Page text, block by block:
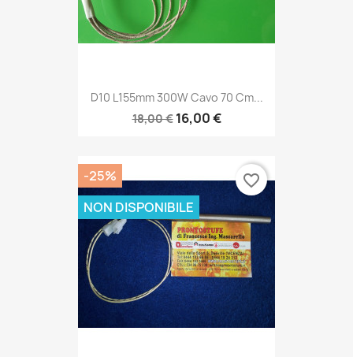
D10 L155mm 300W Cavo 70 Cm...
18,00 € 16,00 €
-25%
NON DISPONIBILE
favorite_border